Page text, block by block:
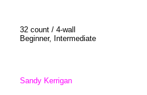
32 count / 4-wall
Beginner, Intermediate
Sandy Kerrigan